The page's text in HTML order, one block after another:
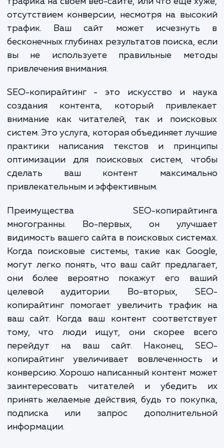
среде, где они буквально
информацией. К тому же, зачастую
сталкиваются с проблемой
отсутствием конверсии, несмотря на
бесконечных глубинах результатов поиска,
вы не используете правильные
SEO-копирайтинг - это искусство и
создания контента, который
внимание как читателей, так и
практики написания текстов и
оптимизации для поисковых систем,
сделать ваш контент
привлекательным и эффективным.
Преимущества SEO-
многогранны. Во-первых, он
видимость вашего сайта в поисковых
Когда поисковые системы, такие как
могут легко понять, что ваш сайт
они более вероятно покажут его
целевой аудитории. Во-вторых,
копирайтинг помогает увеличить
ваш сайт. Когда ваш контент
тому, что люди ищут, они скорее
перейдут на ваш сайт. Наконец,